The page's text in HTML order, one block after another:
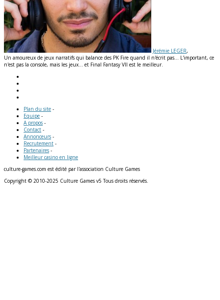
Jérémie LEGER,
Un amoureux de jeux narratifs qui balance des PK Fire quand il n'écrit pas... L'important, ce
n'est pas la console, mais les jeux... et Final Fantasy VII est le meilleur.
Plan du site -
Equipe -
A propos -
Contact -
Annonceurs -
Recrutement -
Partenaires -
Meilleur casino en ligne
culture-games.com est édité par l'association Culture Games
Copyright © 2010-2025 Culture Games v5 Tous droits réservés.